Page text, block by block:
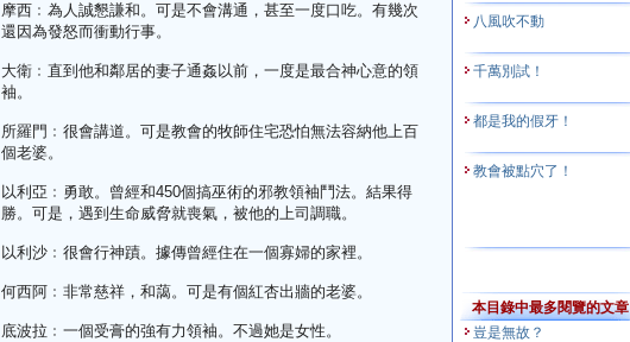
摩西﹕為人誠懇謙和。可是不會溝通，甚至一度口吃。有幾次
還因為發怒而衝動行事。
大衛﹕直到他和鄰居的妻子通姦以前，一度是最合神心意的領
袖。
所羅門﹕很會講道。可是教會的牧師住宅恐怕無法容納他上百
個老婆。
以利亞﹕勇敢。曾經和450個搞巫術的邪教領袖鬥法。結果得
勝。可是，遇到生命威脅就喪氣，被他的上司調職。
以利沙﹕很會行神蹟。據傳曾經住在一個寡婦的家裡。
何西阿﹕非常慈祥，和藹。可是有個紅杏出牆的老婆。
底波拉﹕一個受膏的強有力領袖。不過她是女性。
八風吹不動
千萬別試！
都是我的假牙！
教會被點穴了！
本目錄中最多閱覽的文章
豈是無故？